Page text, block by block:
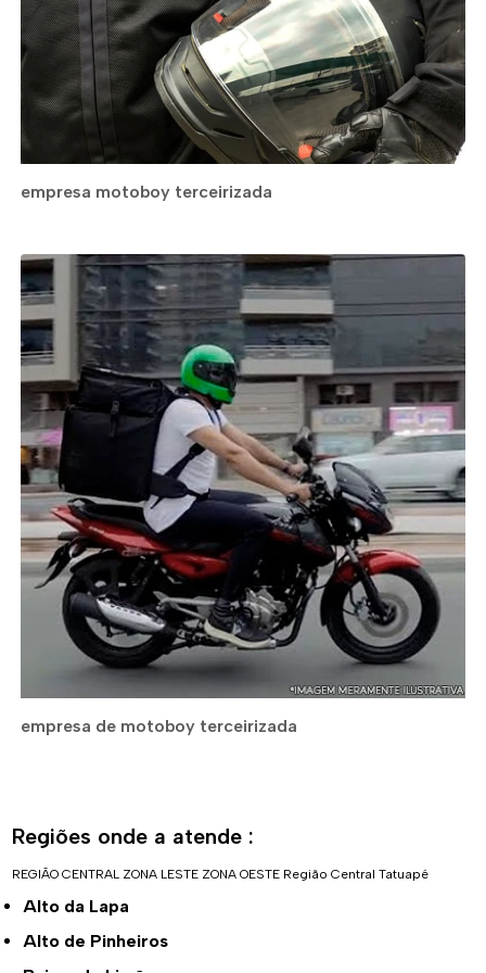
empresa motoboy terceirizada
empresa de motoboy terceirizada
Regiões onde a atende :
REGIÃO CENTRAL ZONA LESTE ZONA OESTE Região Central Tatuapé
Alto da Lapa
Alto de Pinheiros